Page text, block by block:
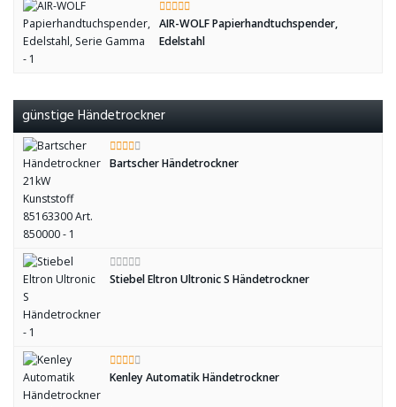
AIR-WOLF Papierhandtuchspender,
Edelstahl
günstige Händetrockner
Bartscher Händetrockner
Stiebel Eltron Ultronic S Händetrockner
Kenley Automatik Händetrockner